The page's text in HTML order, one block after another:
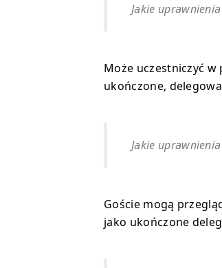
Jakie
Może uczestniczyć
ukończone,
Jakie
Goście mogą
jako ukończone